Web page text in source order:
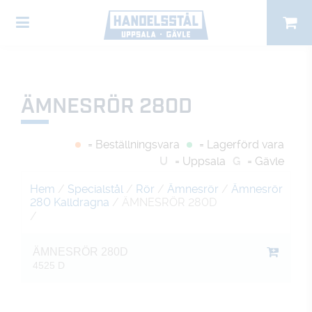
ÄMNESRÖR 280D
= Beställningsvara
= Lagerförd vara
U
= Uppsala G = Gävle
Hem / Specialstål / Rör / Ämnesrör / Ämnesrör
280 Kalldragna / ÄMNESRÖR 280D
/
ÄMNESRÖR 280D
4525 D